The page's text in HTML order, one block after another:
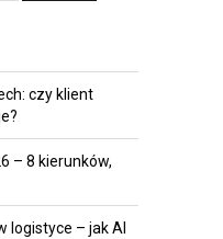
czy klient
– 8 kierunków,
logistyce – jak AI